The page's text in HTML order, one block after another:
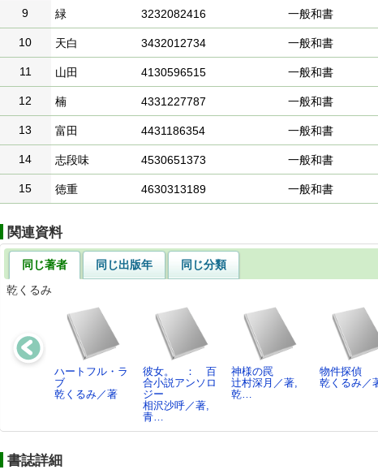
9 緑 3232082416 一般和書
10 天白 3432012734 一般和書
11 山田 4130596515 一般和書
12 楠 4331227787 一般和書
13 富田 4431186354 一般和書
14 志段味 4530651373 一般和書
15 徳重 4630313189 一般和書
関連資料
同じ著者 同じ出版年
同じ分類
乾くるみ
ハートフル・ラ
ブ
乾くるみ／著
彼女。 ： 百
合小説アンソロ
ジー
相沢沙呼／著,
青…
神様の罠
辻村深月／著,
乾…
物件探偵
乾くるみ／
書誌詳細